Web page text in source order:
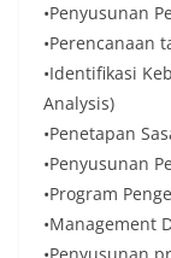
•Penyusunan
•Perencanaan
•Identifikasi
Analysis)
•Penetapan
•Penyusunan
•Program
•Management